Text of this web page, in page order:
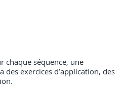
chaque séquence, une
des exercices d’application, des